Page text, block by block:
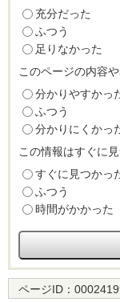
充分だった
ふつう
足りなかった
このページの内容
分かりやすかっ
ふつう
分かりにくかっ
この情報はすぐに
すぐに見つかっ
ふつう
時間がかかった
ページID：